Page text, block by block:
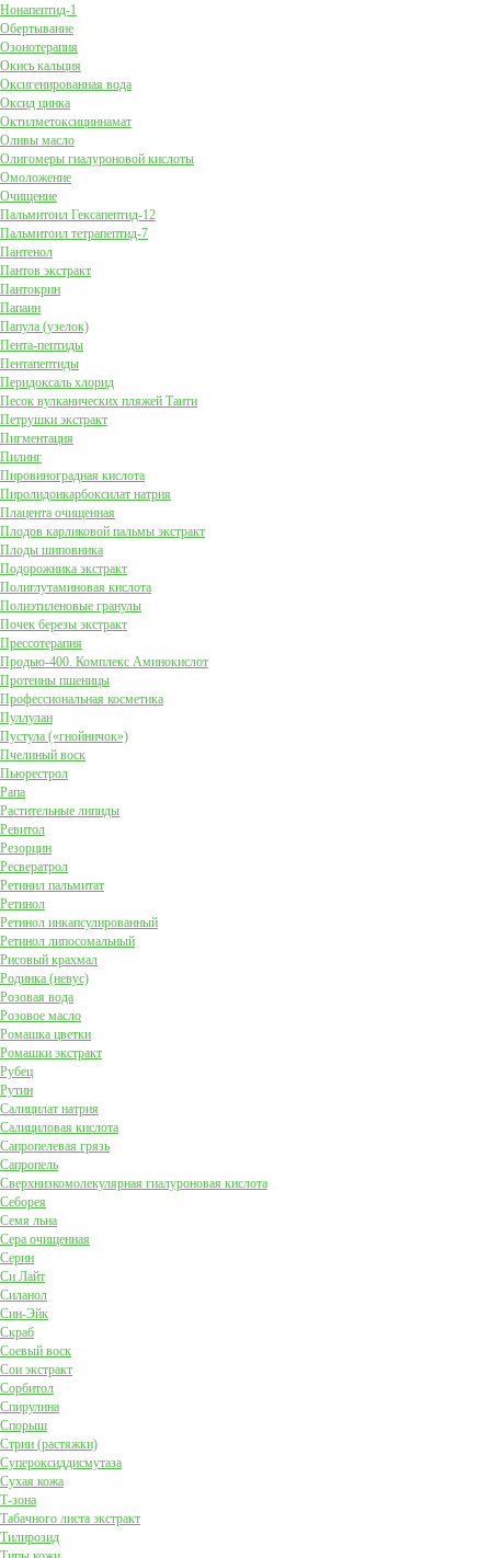
Нонапептид-1
Обертывание
Озонотерапия
Окись кальция
Оксигенированная вода
Оксид цинка
Октилметоксициннамат
Оливы масло
Олигомеры гиалуроновой кислоты
Омоложение
Очищение
Пальмитоил Гексапептид-12
Пальмитоил тетрапептид-7
Пантенол
Пантов экстракт
Пантокрин
Папаин
Папула (узелок)
Пента-пептиды
Пентапептиды
Перидоксаль хлорид
Песок вулканических пляжей Таити
Петрушки экстракт
Пигментация
Пилинг
Пировиноградная кислота
Пиролидонкарбоксилат натрия
Плацента очищенная
Плодов карликовой пальмы экстракт
Плоды шиповника
Подорожника экстракт
Полиглутаминовая кислота
Полиэтиленовые гранулы
Почек березы экстракт
Прессотерапия
Продью-400. Комплекс Аминокислот
Протеины пшеницы
Профессиональная косметика
Пуллулан
Пустула («гнойничок»)
Пчелиный воск
Пьюрестрол
Рапа
Растительные липиды
Ревитол
Резорцин
Ресвератрол
Ретинил пальмитат
Ретинол
Ретинол инкапсулированный
Ретинол липосомальный
Рисовый крахмал
Родинка (невус)
Розовая вода
Розовое масло
Ромашка цветки
Ромашки экстракт
Рубец
Рутин
Салицилат натрия
Салициловая кислота
Сапропелевая грязь
Сапропель
Сверхнизкомолекулярная гиалуроновая кислота
Себорея
Семя льна
Сера очищенная
Серин
Си Лайт
Силанол
Син-Эйк
Скраб
Соевый воск
Сои экстракт
Сорбитол
Спирулина
Спорыш
Стрии (растяжки)
Супероксиддисмутаза
Сухая кожа
Т-зона
Табачного листа экстракт
Тилирозид